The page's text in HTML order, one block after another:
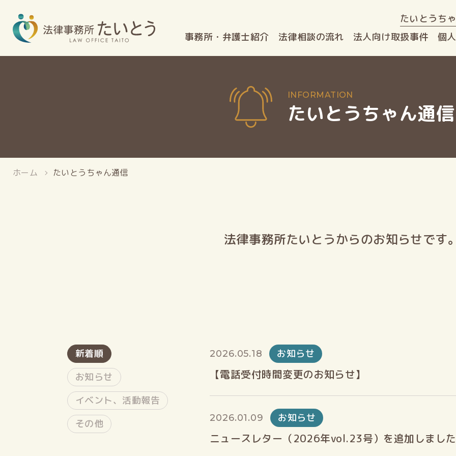
事務所・ 弁護士紹介 法律相談の流れ 法人向け取扱事件 個
たいとうち
たいとうちゃん通信
ホーム たいとうちゃん通信
法律事務所たいとうからのお知らせです
新着順
お知らせ
イベント、活動報告
その他
2026.05.18 お知らせ
【電話受付時間変更のお知らせ】
2026.01.09 お知らせ
ニュースレター（2026年vol.23号）を追加しまし